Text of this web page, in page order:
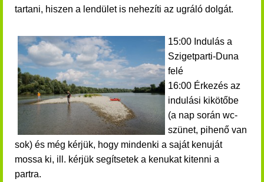
tartani, hiszen a lendület is nehezíti az ugráló dolgát.
15:00 Indulás a
Szigetparti-Duna
felé
16:00 Érkezés az
indulási kikötőbe
(a nap során wc-
szünet, pihenő van
sok) és még kérjük, hogy mindenki a saját kenuját
mossa ki, ill. kérjük segítsetek a kenukat kitenni a
partra.